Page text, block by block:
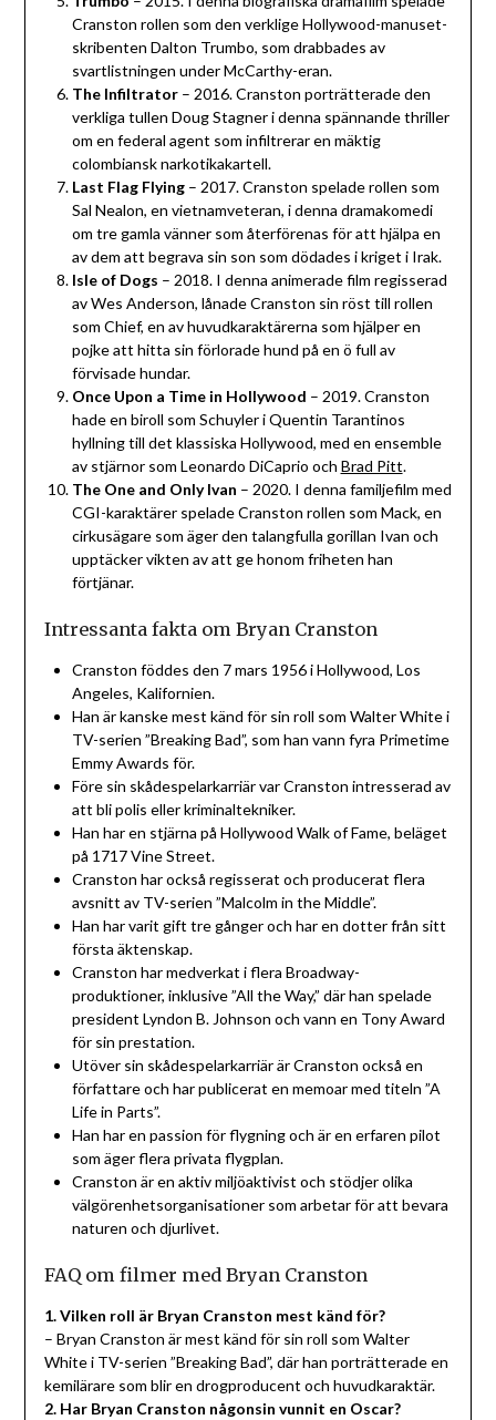
Cranston rollen som den verklige Hollywood-manuset-
skribenten Dalton Trumbo, som drabbades av
svartlistningen under McCarthy-eran.
The Infiltrator– 2016. Cranston porträtterade den
verkliga tullen Doug Stagner i denna spännande thriller
om en federal agent som infiltrerar en mäktig
colombiansk narkotikakartell.
Last Flag Flying– 2017. Cranston spelade rollen som
Sal Nealon, en vietnamveteran, i denna dramakomedi
om tre gamla vänner som återförenas för att hjälpa en
av dem att begrava sin son som dödades i kriget i Irak.
Isle of Dogs – 2018. I denna animerade film regisserad
av Wes Anderson, lånade Cranston sin röst till rollen
som Chief, en av huvudkaraktärerna som hjälper en
pojke att hitta sin förlorade hund på en ö full av
förvisade hundar.
Once Upon a Time in Hollywood – 2019. Cranston
hade en biroll som Schuyler i Quentin Tarantinos
hyllning till det klassiska Hollywood, med en ensemble
av stjärnor som Leonardo DiCaprio och Brad Pitt.
The One and Only Ivan – 2020. I denna familjefilm med
CGI-karaktärer spelade Cranston rollen som Mack, en
cirkusägare som äger den talangfulla gorillan Ivan och
upptäcker vikten av att ge honom friheten han
förtjänar.
Intressanta fakta om Bryan Cranston
Cranston föddes den 7 mars 1956 i Hollywood, Los
Angeles, Kalifornien.
Han är kanske mest känd för sin roll som Walter White i
TV-serien ”Breaking Bad”, som han vann fyra Primetime
Emmy Awards för.
Före sin skådespelarkarriär var Cranston intresserad av
att bli polis eller kriminaltekniker.
Han har en stjärna på Hollywood Walk of Fame, beläget
på 1717 Vine Street.
Cranston har också regisserat och producerat flera
avsnitt av TV-serien ”Malcolm in the Middle”.
Han har varit gift tre gånger och har en dotter från sitt
första äktenskap.
Cranston har medverkat i flera Broadway-
produktioner, inklusive ”All the Way,” där han spelade
president Lyndon B. Johnson och vann en Tony Award
för sin prestation.
Utöver sin skådespelarkarriär är Cranston också en
författare och har publicerat en memoar med titeln ”A
Life in Parts”.
Han har en passion för flygning och är en erfaren pilot
som äger flera privata flygplan.
Cranston är en aktiv miljöaktivist och stödjer olika
välgörenhetsorganisationer som arbetar för att bevara
naturen och djurlivet.
FAQ om filmer med Bryan Cranston
1. Vilken roll är Bryan Cranston mest känd för?
– Bryan Cranston är mest känd för sin roll som Walter
White i TV-serien ”Breaking Bad”, där han porträtterade en
kemilärare som blir en drogproducent och huvudkaraktär.
2. Har Bryan Cranston någonsin vunnit en Oscar?